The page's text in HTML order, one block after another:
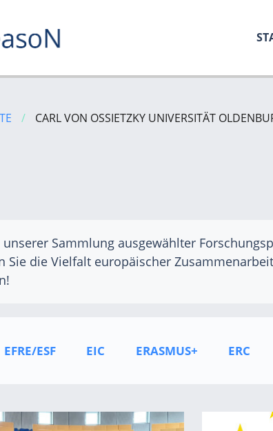
/ CARL VON OSSIETZKY UNIVERSITÄT
unserer Sammlung ausgewählter
Sie die Vielfalt europäischer
EFRE/ESF EIC ERASMUS+ ERC